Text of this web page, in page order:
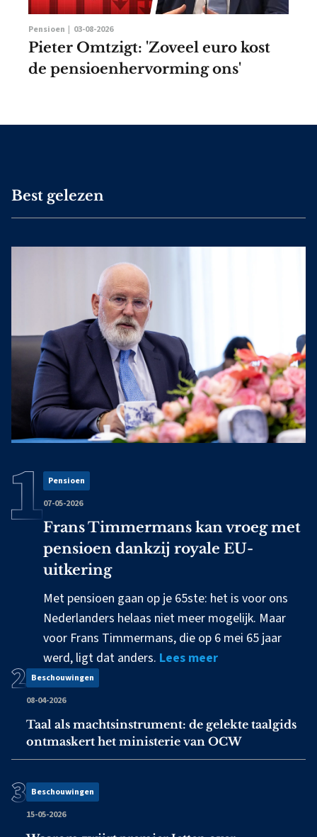
Pensioen | 03-08-2026
Pieter Omtzigt: 'Zoveel euro kost
de pensioenhervorming ons'
Best gelezen
Pensioen
07-05-2026
Frans Timmermans kan vroeg met
pensioen dankzij royale EU-
uitkering
Met pensioen gaan op je 65ste: het is voor ons
Nederlanders helaas niet meer mogelijk. Maar
voor Frans Timmermans, die op 6 mei 65 jaar
werd, ligt dat anders. Lees meer
Beschouwingen
08-04-2026
Taal als machtsinstrument: de gelekte taalgids
ontmaskert het ministerie van OCW
Beschouwingen
15-05-2026